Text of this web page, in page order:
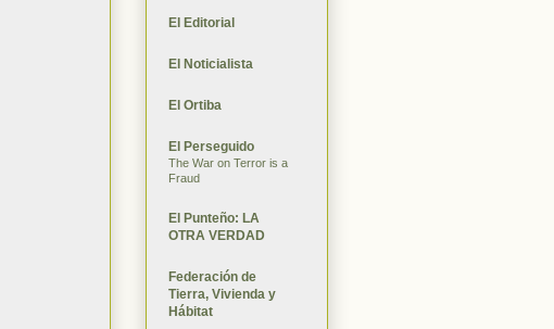
El Editorial
El Noticialista
El Ortiba
El Perseguido
The War on Terror is a
Fraud
El Punteño: LA
OTRA VERDAD
Federación de
Tierra, Vivienda y
Hábitat